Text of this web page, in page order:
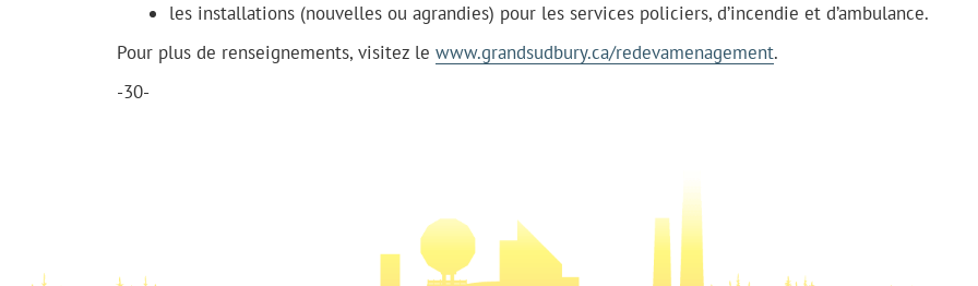
les installations (nouvelles ou agrandies) pour les services policiers, d’incendie et d’ambulance.
Pour plus de renseignements, visitez le www.grandsudbury.ca/redevamenagement.
-30-